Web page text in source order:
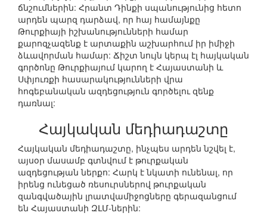
ճնշումներին: Հրանտ Դինքի սպանությունից հետո
արդեն պարզ դարձավ, որ հայ համայնքը
Թուրքիայի իշխանությունների համար
քարոզչազենք է արտաքին աշխարհում իր իմիջի
ձևավորման համար: Ճիշտ նույն կերպ էլ հայկական
գործոնը Թուրքիայում կարող է Հայաստանի և
Սփյուռքի հասարակությունների վրա
հոգեբանական ազդեցություն գործելու զենք
դառնալ:
Հայկական մեդիադաշտը
Հայկական մեդիադաշտը, ինչպես արդեն նշվել է,
այսօր մասամբ գտնվում է թուրքական
ազդեցության ներքո: Հարկ է նկատի ունենալ, որ
իրենց ունեցած ռեսուրսներով թուրքական
զանգվածային լրատվամիջոցները գերազանցում
են Հայաստանի ԶԼՄ-ներին: